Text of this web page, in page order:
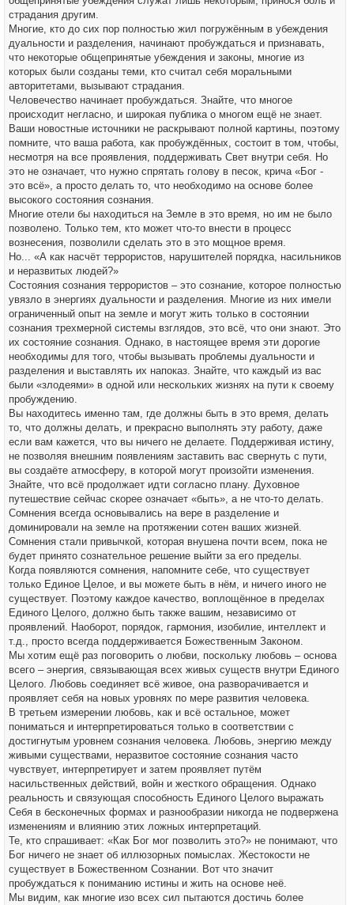
страдания другим.
Многие, кто до сих пор полностью жил погружённым в убеждения
дуальности и разделения, начинают пробуждаться и признавать,
что некоторые общепринятые убеждения и законы, многие из
которых были созданы теми, кто считал себя моральными
авторитетами, вызывают страдания.
Человечество начинает пробуждаться. Знайте, что многое
происходит негласно, и широкая публика о многом ещё не знает.
Ваши новостные источники не раскрывают полной картины, поэтому
помните, что ваша работа, как пробуждённых, состоит в том, чтобы,
несмотря на все проявления, поддерживать Свет внутри себя. Но
это не означает, что нужно спрятать голову в песок, крича «Бог -
это всё», а просто делать то, что необходимо на основе более
высокого состояния сознания.
Многие отели бы находиться на Земле в это время, но им не было
позволено. Только тем, кто может что-то внести в процесс
вознесения, позволили сделать это в это мощное время.
Но... «А как насчёт террористов, нарушителей порядка, насильников
и неразвитых людей?»
Состояния сознания террористов – это сознание, которое полностью
увязло в энергиях дуальности и разделения. Многие из них имели
ограниченный опыт на земле и могут жить только в состоянии
сознания трехмерной системы взглядов, это всё, что они знают. Это
их состояние сознания. Однако, в настоящее время эти дорогие
необходимы для того, чтобы вызывать проблемы дуальности и
разделения и выставлять их напоказ. Знайте, что каждый из вас
были «злодеями» в одной или нескольких жизнях на пути к своему
пробуждению.
Вы находитесь именно там, где должны быть в это время, делать
то, что должны делать, и прекрасно выполнять эту работу, даже
если вам кажется, что вы ничего не делаете. Поддерживая истину,
не позволяя внешним появлениям заставить вас свернуть с пути,
вы создаёте атмосферу, в которой могут произойти изменения.
Знайте, что всё продолжает идти согласно плану. Духовное
путешествие сейчас скорее означает «быть», а не что-то делать.
Сомнения всегда основывались на вере в разделение и
доминировали на земле на протяжении сотен ваших жизней.
Сомнения стали привычкой, которая внушена почти всем, пока не
будет принято сознательное решение выйти за его пределы.
Когда появляются сомнения, напомните себе, что существует
только Единое Целое, и вы можете быть в нём, и ничего иного не
существует. Поэтому каждое качество, воплощённое в пределах
Единого Целого, должно быть также вашим, независимо от
проявлений. Наоборот, порядок, гармония, изобилие, интеллект и
т.д., просто всегда поддерживается Божественным Законом.
Мы хотим ещё раз поговорить о любви, поскольку любовь – основа
всего – энергия, связывающая всех живых существ внутри Единого
Целого. Любовь соединяет всё живое, она разворачивается и
проявляет себя на новых уровнях по мере развития человека.
В третьем измерении любовь, как и всё остальное, может
пониматься и интерпретироваться только в соответствии с
достигнутым уровнем сознания человека. Любовь, энергию между
живыми существами, неразвитое состояние сознания часто
чувствует, интерпретирует и затем проявляет путём
насильственных действий, войн и жесткого обращения. Однако
реальность и связующая способность Единого Целого выражать
Себя в бесконечных формах и разнообразии никогда не подвержена
изменениям и влиянию этих ложных интерпретаций.
Те, кто спрашивает: «Как Бог мог позволить это?» не понимают, что
Бог ничего не знает об иллюзорных помыслах. Жестокости не
существует в Божественном Сознании. Вот что значит
пробуждаться к пониманию истины и жить на основе неё.
Мы видим, как многие изо всех сил пытаются достичь более